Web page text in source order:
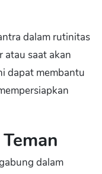
dalam rutinitas
atau saat akan
dapat membantu
dalam